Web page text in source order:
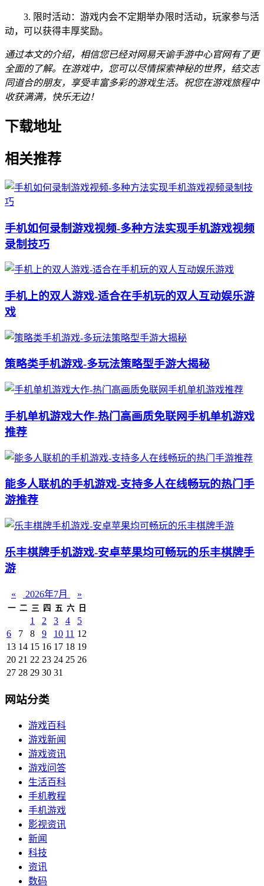
3. 限时活动：游戏内会不定期举办限时活动，玩家参与活
动，可以获得丰厚奖励。
通过本文的介绍，相信您已经对网易天谕手游中心官网有了更
全面的了解。在游戏中，您可以尽情探索神秘的世界，结交志
同道合的朋友，享受丰富多彩的游戏生活。祝您在游戏旅程中
收获满满，快乐无边！
下载地址
相关推荐
手机如何录制游戏视频-多种方法实现手机游戏视频
录制技巧
手机上的双人游戏-适合在手机玩的双人互动娱乐游
戏
策略类手机游戏-多玩法策略型手游大揭秘
手机单机游戏大作-热门高画质免联网手机单机游戏
推荐
能多人联机的手机游戏-支持多人在线畅玩的热门手
游推荐
乐丰棋牌手机游戏-安卓苹果均可畅玩的乐丰棋牌手
游
« 2026年7月 »
一 二 三 四 五 六 日
1 2 3 4
5
6
7 8 9 10 11 12
13 14 15 16 17 18 19
20 21 22 23 24 25 26
27 28 29 30 31
网站分类
游戏百科
游戏新闻
游戏资讯
游戏问答
生活百科
手机教程
手机游戏
影视资讯
新闻
科技
资讯
数码